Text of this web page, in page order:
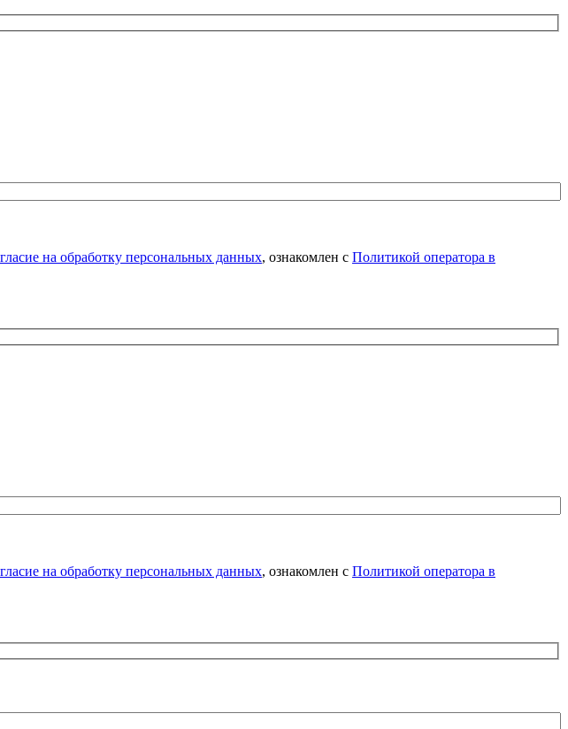
на обработку персональных данных, ознакомлен с Политикой оператора в
на обработку персональных данных, ознакомлен с Политикой оператора в